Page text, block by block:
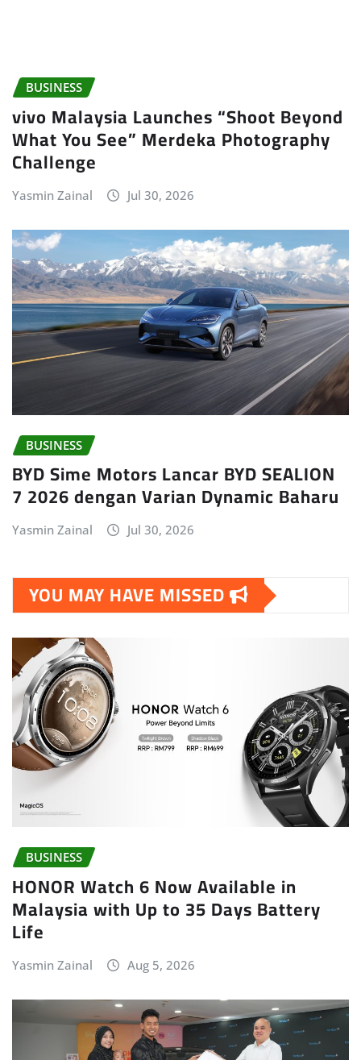
BUSINESS
vivo Malaysia Launches “Shoot Beyond
What You See” Merdeka Photography
Challenge
Yasmin Zainal Jul 30, 2026
BUSINESS
BYD Sime Motors Lancar BYD SEALION
7 2026 dengan Varian Dynamic Baharu
Yasmin Zainal Jul 30, 2026
YOU MAY HAVE MISSED
BUSINESS
HONOR Watch 6 Now Available in
Malaysia with Up to 35 Days Battery
Life
Yasmin Zainal Aug 5, 2026